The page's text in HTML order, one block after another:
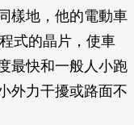
樣地，他的電動車
式的晶片，使車
最快和一般人小跑
外力干擾或路面不